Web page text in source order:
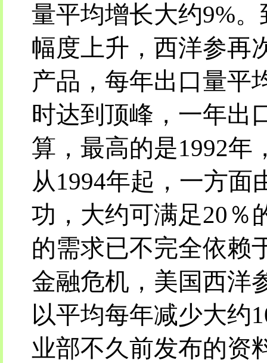
量平均增长大约9%
幅度上升，西洋参再
产品，每年出口量平
时达到顶峰，一年出
算，最高的是1992年
从1994年起，一方面
功，大约可满足20％
的需求已不完全依赖
金融危机，美国西洋
以平均每年减少大约
业部不久前发布的资